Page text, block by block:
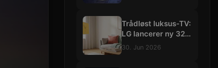
Trådløst luksus-TV:
LG lancerer ny 32-
tommers
30. Jun 2026